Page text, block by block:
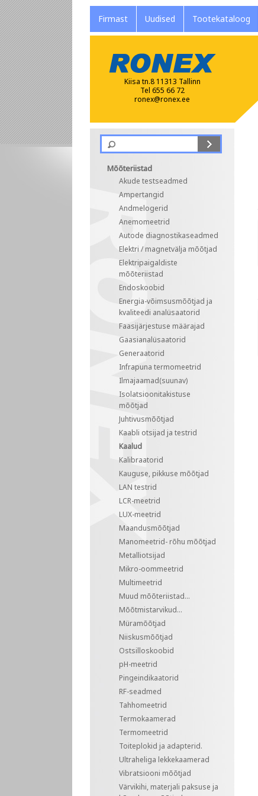
Firmast Uudised Tootekataloog
Kiisa tn.8 11313 Tallinn
Tel 655 66 72
ronex@ronex.ee
Mõõteriistad
Akude testseadmed
Ampertangid
Andmelogerid
Anemomeetrid
Autode diagnostikaseadmed
Elektri / magnetvälja mõõtjad
Elektripaigaldiste
mõõteriistad
Endoskoobid
Energia-võimsusmõõtjad ja
kvaliteedi analüsaatorid
Faasijärjestuse määrajad
Gaasianalüsaatorid
Generaatorid
Infrapuna termomeetrid
Ilmajaamad(suunav)
Isolatsioonitakistuse
mõõtjad
Juhtivusmõõtjad
Kaabli otsijad ja testrid
Kaalud
Kalibraatorid
Kauguse, pikkuse mõõtjad
LAN testrid
LCR-meetrid
LUX-meetrid
Maandusmõõtjad
Manomeetrid- rõhu mõõtjad
Metalliotsijad
Mikro-oommeetrid
Multimeetrid
Muud mõõteriistad...
Mõõtmistarvikud...
Müramõõtjad
Niiskusmõõtjad
Ostsilloskoobid
pH-meetrid
Pingeindikaatorid
RF-seadmed
Tahhomeetrid
Termokaamerad
Termomeetrid
Toiteplokid ja adapterid.
Ultraheliga lekkekaamerad
Vibratsiooni mõõtjad
Värvikihi, materjali paksuse ja